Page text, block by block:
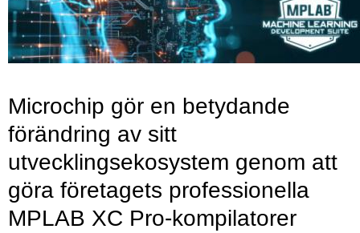
Microchip gör en betydande
förändring av sitt
utvecklingsekosystem genom att
göra företagets professionella
MPLAB XC Pro-kompilatorer